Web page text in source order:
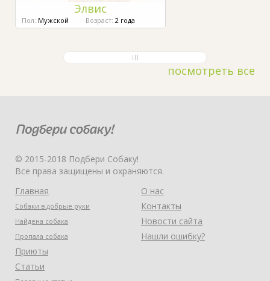
Элвис
Пол: Мужской Возраст: 2 года
посмотреть все
© 2015-2018 Подбери Собаку!
Все права защищены и охраняются.
Главная
Собаки в добрые руки
Найдена собака
Пропала собака
Приюты
Статьи
О нас
Контакты
Новости сайта
Нашли ошибку?